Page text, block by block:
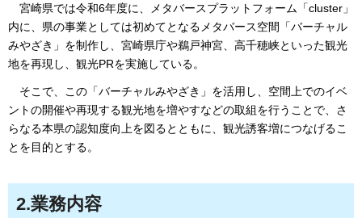
宮崎県では令和6年度に、メタバースプラットフォーム「cluster」
内に、県の事業としては初めてとなるメタバース空間「バーチャル
みやざき」を制作し、宮崎県庁や鵜戸神宮、高千穂峡といった観光
地を再現し、観光PRを実施している。
そこで、この「バーチャルみやざき」を活用し、空間上でのイベ
ントの開催や再現する観光地を増やすなどの取組を行うことで、さ
らなる本県の認知度向上を図るとともに、観光誘客増につなげるこ
とを目的とする。
2.業務内容